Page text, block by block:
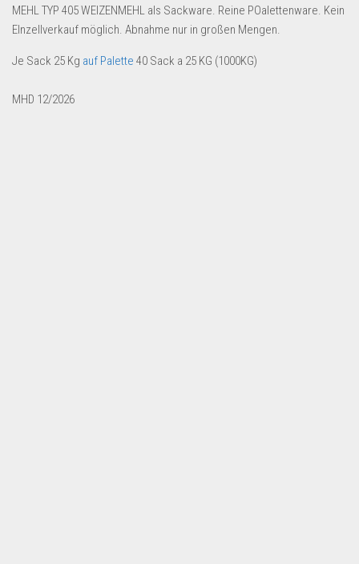
Uhren & Schmuck
MEHL TYP 405 WEIZENMEHL als Sackware. Reine POalettenware. Kein
EInzellverkauf möglich. Abnahme nur in großen Mengen.
Je Sack 25 Kg auf Palette 40 Sack a 25 KG (1000KG)
MHD 12/2026